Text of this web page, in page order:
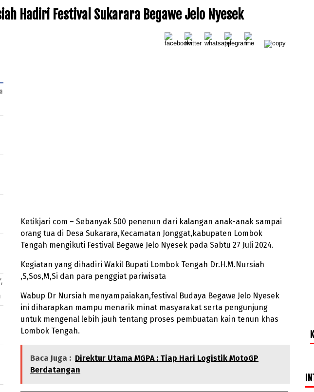
Hadiri Festival Sukarara Begawe Jelo Nyesek
Ketikjari com – Sebanyak 500 penenun dari kalangan anak-anak sampai
orang tua di Desa Sukarara,Kecamatan Jonggat,kabupaten Lombok
Tengah mengikuti Festival Begawe Jelo Nyesek pada Sabtu 27 Juli 2024.
Kegiatan yang dihadiri Wakil Bupati Lombok Tengah Dr.H.M.Nursiah
,S,Sos,M,Si dan para penggiat pariwisata
Wabup Dr Nursiah menyampaiakan,festival Budaya Begawe Jelo Nyesek
ini diharapkan mampu menarik minat masyarakat serta pengunjung
untuk mengenal lebih jauh tentang proses pembuatan kain tenun khas
Lombok Tengah.
Baca Juga : Direktur Utama MGPA : Tiap Hari Logistik MotoGP
Berdatangan